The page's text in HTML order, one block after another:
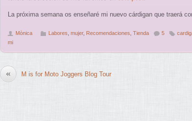
La próxima semana os enseñaré mi nuevo cárdigan que traerá
Mònica Labores, mujer, Recomendaciones, Tienda 5
mi
« M is for Moto Joggers Blog Tour